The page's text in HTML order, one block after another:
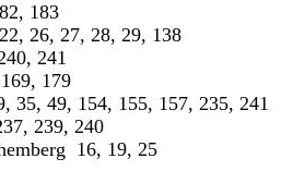
183
26, 27, 28, 29, 138
241
179
35, 49, 154, 155, 157, 235, 241
239, 240
16, 19, 25